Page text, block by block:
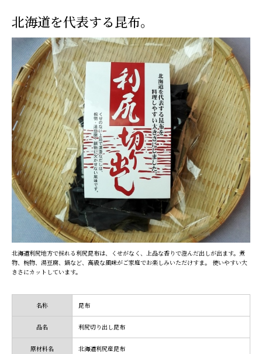
北海道を代表する昆布。
北海道利尻地方で採れる利尻昆布は、くせがなく、上品な香りで澄んだ出しが出ます。煮
物、椀物、湯豆腐、鍋など、高級な風味がご家庭でお楽しみいただけすま。 使いやすい大
きさにカットしています。
名称 昆布
品名 利尻切り出し昆布
原材料名 北海道利尻産昆布